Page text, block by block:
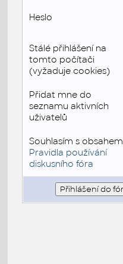
Heslo
Stálé přihlášení na
tomto počítači
(vyžaduje cookies)
Přidat mne do
seznamu aktivních
uživatelů
Souhlasím s obsahem
Pravidla používání
diskusního fóra